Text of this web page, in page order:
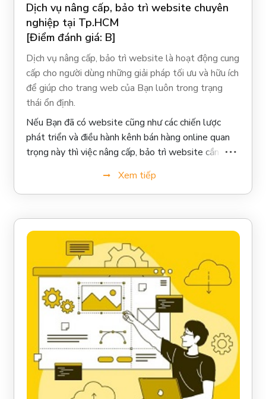
Dịch vụ nâng cấp, bảo trì website chuyên
nghiệp tại Tp.HCM
[Điểm đánh giá: B]
Dịch vụ nâng cấp, bảo trì website là hoạt động cung
cấp cho người dùng những giải pháp tối ưu và hữu ích
để giúp cho trang web của Bạn luôn trong trạng
thái ổn định.
Nếu Bạn đã có website cũng như các chiến lược
phát triển và điều hành kênh bán hàng online quan
trọng này thì việc nâng cấp, bảo trì website cần nên
Xem tiếp